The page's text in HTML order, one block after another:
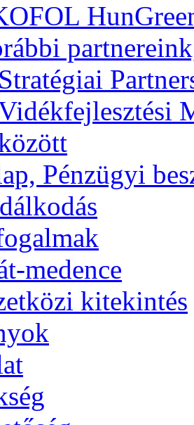
Stratégiai
Pénzügyi
medence
kitekintés